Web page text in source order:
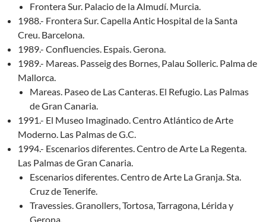
Frontera Sur. Palacio de la Almudí. Murcia.
1988.- Frontera Sur. Capella Antic Hospital de la Santa
Creu. Barcelona.
1989.- Confluencies. Espais. Gerona.
1989.- Mareas. Passeig des Bornes, Palau Solleric. Palma de
Mallorca.
Mareas. Paseo de Las Canteras. El Refugio. Las Palmas
de Gran Canaria.
1991.- El Museo Imaginado. Centro Atlántico de Arte
Moderno. Las Palmas de G.C.
1994.- Escenarios diferentes. Centro de Arte La Regenta.
Las Palmas de Gran Canaria.
Escenarios diferentes. Centro de Arte La Granja. Sta.
Cruz de Tenerife.
Travessies. Granollers, Tortosa, Tarragona, Lérida y
Gerona.